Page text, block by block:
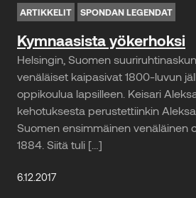
ARTIKKELIT SPONDAN LEGENDAT
Kymnaasista yökerhoksi
Helsingin, Suomen
venäläiset kaipasivat 1800-luvun
oppikoulua lapsilleen. Keisari
kehotuksesta perustettiinkin
Suomen ensimmäinen venäläinen
1884. Siitä tuli […]
6.12.2017